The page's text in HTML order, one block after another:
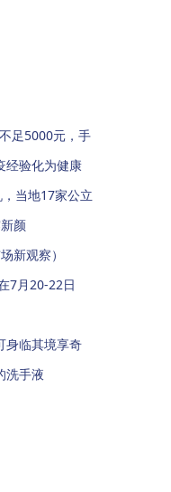
足5000元，手
经验化为健康
当地17家公立
颜
新观察）
7月20-22日
身临其境享奇
洗手液